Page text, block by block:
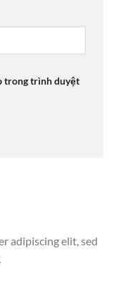
trong trình duyệt
adipiscing elit, sed